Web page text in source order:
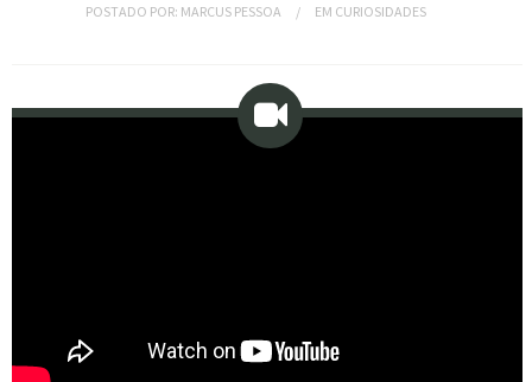
POSTADO POR: MARCUS PESSOA EM CURIOSIDADES